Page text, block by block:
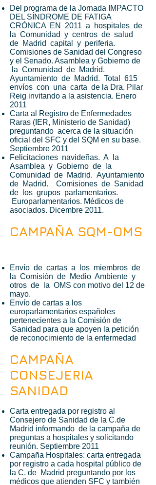
Del programa de la Jornada IMPACTO
DEL SÍNDROME DE FATIGA
CRÓNICA EN 2011 a hospitales de
la Comunidad y centros de salud
de Madrid capital y periferia.
Comisiones de Sanidad del Congreso
y el Senado. Asamblea y Gobierno de
la Comunidad de Madrid.
Ayuntamiento de Madrid. Total 615
envíos con una carta de la Dra. Pilar
Reig invitando a la asistencia. Enero
2011
Carta al Registro de Enfermedades
Raras (IER, Ministerio de Sanidad)
preguntando acerca de la situación
oficial del SFC y del SQM en su base.
Septiembre 2011
Felicitaciones navideñas. A la
Asamblea y Gobierno de la
Comunidad de Madrid. Ayuntamiento
de Madrid. Comisiones de Sanidad
de los grupos parlamentarios.
Europarlamentarios. Médicos de
asociados. Dicembre 2011.
CAMPAÑA SQM-OMS
Envío de cartas a los miembros de
la Comisión de Medio Ambiente y
otros de la OMS con motivo del 12 de
mayo.
Envío de cartas a los
europarlamentarios españoles
pertenecientes a la Comisión de
Sanidad para que apoyen la petición
de reconocimiento de la enfermedad
CAMPAÑA
CONSEJERIA
SANIDAD
Carta entregada por registro al
Consejero de Sanidad de la C.de
Madrid informando de la campaña de
preguntas a hospitales y solicitando
reunión. Septiembre 2011
Campaña Hospitales: carta entregada
por registro a cada hospital público de
la C. de Madrid preguntando por los
médicos que atienden SFC y también